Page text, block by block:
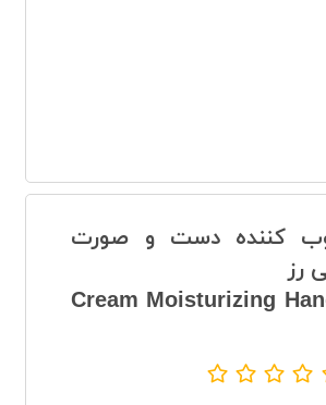
کننده دست و صورت
رز
Cream Moisturizing